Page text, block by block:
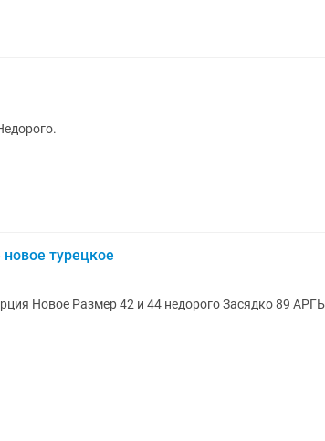
турецкое
Новое Размер 42 и 44 недорого Засядко 89